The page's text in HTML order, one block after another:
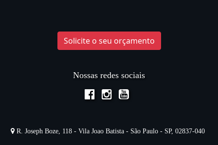
Solicite o seu orçamento
Nossas redes sociais
R. Joseph Boze, 118 - Vila Joao Batista - São Paulo - SP, 02837-040